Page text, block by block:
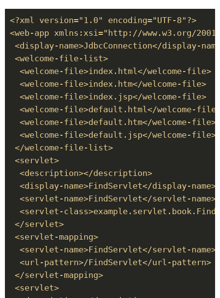
<?xml version="1.0" encoding="UTF-8"?>
<web-app xmlns:xsi="http://www.w3.org/
<display-name>JdbcConnection</display-
<welcome-file-list>
  <welcome-file>index.html</welcome-file>
  <welcome-file>index.htm</welcome-file>
  <welcome-file>index.jsp</welcome-file>
<welcome-file>default.html</welcome-
<welcome-file>default.htm</welcome-
<welcome-file>default.jsp</welcome-
</welcome-file-list>
<servlet>
  <description></description>
<display-name>FindServlet</display-
<servlet-name>FindServlet</servlet-
<servlet-
</servlet>
<servlet-mapping>
<servlet-name>FindServlet</servlet-
  <url-pattern>/FindServlet</url-pattern>
</servlet-mapping>
<servlet>